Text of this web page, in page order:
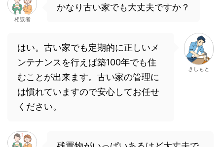
相談者
かなり古い家でも大丈夫ですか？
はい。古い家でも定期的に正しいメ
ンテナンスを行えば築100年でも住
むことが出来ます。古い家の管理に
は慣れていますので安心してお任せ
ください。
きしもと